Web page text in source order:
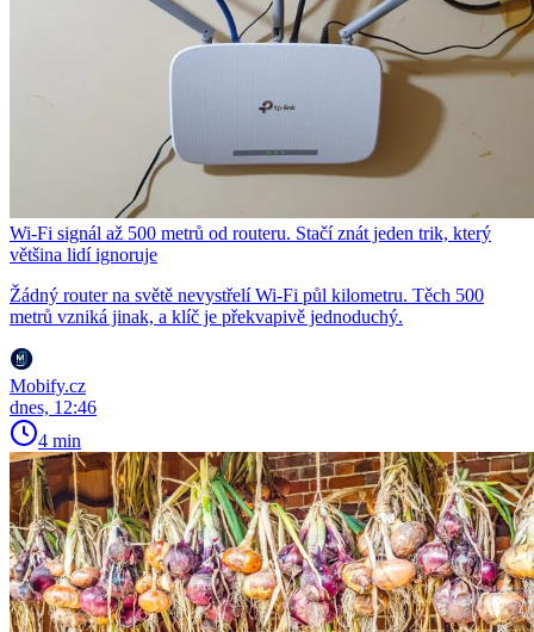
Wi-Fi signál až 500 metrů od routeru. Stačí znát jeden trik, který
většina lidí ignoruje
Žádný router na světě nevystřelí Wi-Fi půl kilometru. Těch 500
metrů vzniká jinak, a klíč je překvapivě jednoduchý.
Mobify.cz
dnes, 12:46
4 min